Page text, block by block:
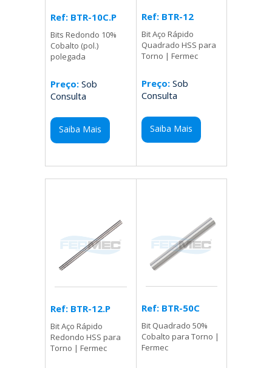
Ref: BTR-10C.P
Bits Redondo 10%
Cobalto (pol.)
polegada
Preço: Sob
Consulta
Saiba Mais
Ref: BTR-12
Bit Aço Rápido
Quadrado HSS para
Torno | Fermec
Preço:Sob
Consulta
Saiba Mais
Ref: BTR-12.P
Bit Aço Rápido
Redondo HSS para
Torno | Fermec
Ref: BTR-50C
Bit Quadrado 50%
Cobalto para Torno |
Fermec